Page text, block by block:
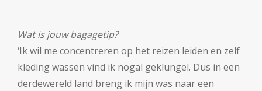
Wat is jouw bagagetip?
‘Ik wil me concentreren op het reizen leiden en zelf
kleding wassen vind ik nogal geklungel. Dus in een
derdewereld land breng ik mijn was naar een